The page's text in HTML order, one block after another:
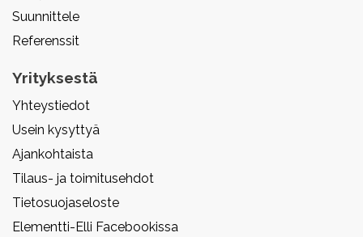
Suunnittele
Referenssit
Yrityksestä
Yhteystiedot
Usein kysyttyä
Ajankohtaista
Tilaus- ja toimitusehdot
Tietosuojaseloste
Elementti-Elli Facebookissa